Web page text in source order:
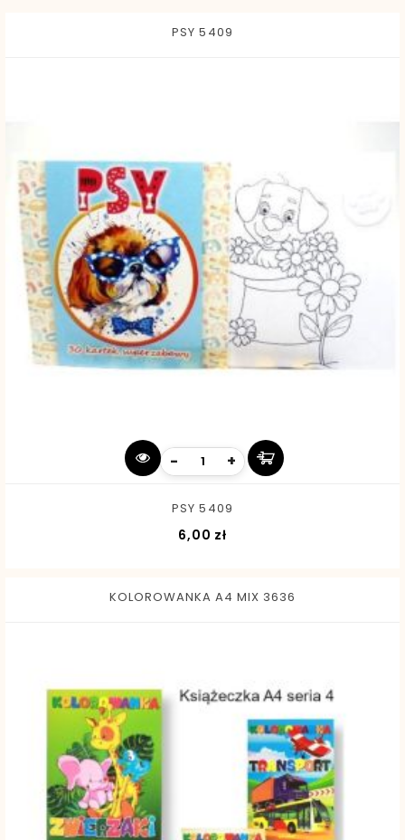
PSY 5409
- +
PSY 5409
6,00 zł
KOLOROWANKA A4 MIX 3636